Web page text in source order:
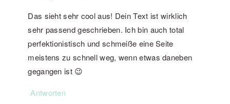
Das sieht sehr cool aus! Dein Text ist wirklich
sehr passend geschrieben. Ich bin auch total
perfektionistisch und schmeiße eine Seite
meistens zu schnell weg, wenn etwas daneben
gegangen ist 😉
Antworten